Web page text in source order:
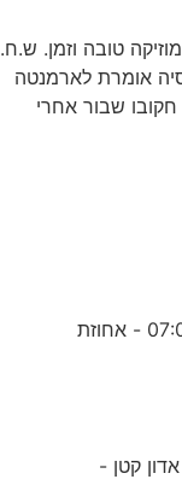
ישראליים, מוזיקה טובה וזמן. ש.ח.
מוות - פרק 55 07:17 - 08:02 לוסיה אומרת לארמנטה
שבור אחרי
06:15 - ממלכת האריות - 3. יריבים בדם 07:00 - אחוזת